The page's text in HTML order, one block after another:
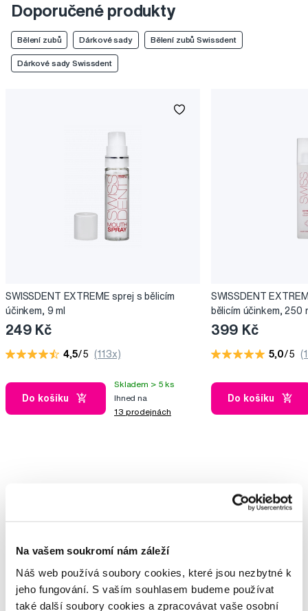
Na vašem soukromí nám záleží
Náš web používá soubory cookies, které jsou nezbytné k
jeho fungování. S vaším souhlasem budeme používat
také další soubory cookies a zpracovávat vaše osobní
Doporučené produkty
Bělení zubů Dárkové sady Bělení zubů Swissdent
Dárkové sady Swissdent
SWISSDENT EXTREME sprej s bělicím
účinkem, 9 ml
249 Kč
4,5/5 (113x)
Do košíku
Skladem > 5 ks
Ihned na
13 prodejnách
SWISSDENT
bělicím účinkem, 250
399 Kč
5,0/5
Do košíku
Pigmentové skrvny
Adela